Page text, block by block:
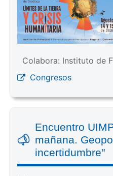
Colabora: Instituto de
Congresos
Encuentro
mañana.
incertidumbre"